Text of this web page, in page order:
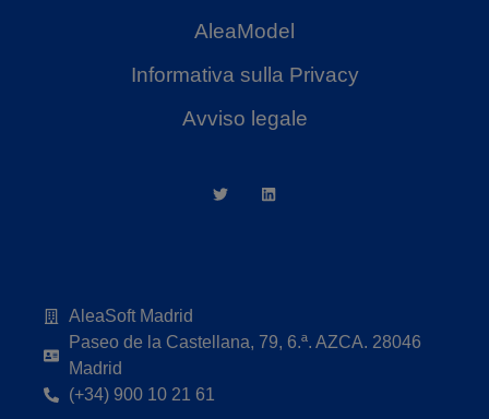
AleaModel
Informativa sulla Privacy
Avviso legale
AleaSoft Madrid
Paseo de la Castellana, 79, 6.ª. AZCA. 28046
Madrid
(+34) 900 10 21 61